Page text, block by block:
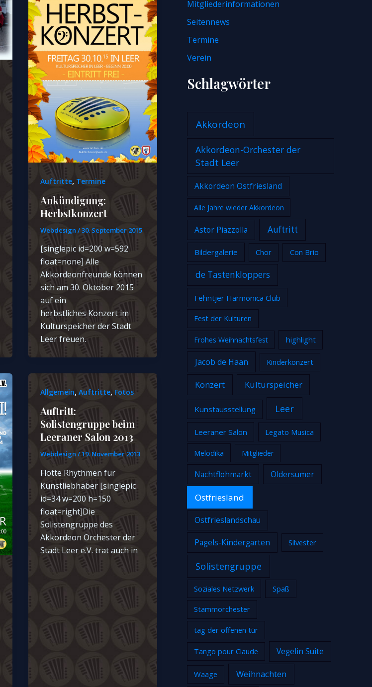
Auftritte, Termine
Ankündigung:
Herbstkonzert
Webdesign/30. September 2015
[singlepic id=200 w=592
float=none] Alle
Akkordeonfreunde können
sich am 30. Oktober 2015
auf ein
herbstliches Konzert im
Kulturspeicher der Stadt
Leer freuen.
Allgemein,Auftritte, Fotos
Auftritt:
Solistengruppe beim
Leeraner Salon 2013
Webdesign/19. November 2013
Flotte Rhythmen für
Kunstliebhaber [singlepic
id=34 w=200 h=150
float=right]Die
Solistengruppe des
Akkordeon Orchester der
Stadt Leer e.V. trat auch in
Mitgliederinformationen
Seitennews
Termine
Verein
Schlagwörter
Akkordeon
Akkordeon-Orchester der
Stadt Leer
Akkordeon Ostfriesland
Alle Jahre wieder Akkordeon
Astor Piazzolla Auftritt
Bildergalerie Chor Con Brio
de Tastenkloppers
Fehntjer Harmonica Club
Fest der Kulturen
Frohes Weihnachtsfest highlight
Jacob de Haan Kinderkonzert
Konzert Kulturspeicher
Kunstausstellung Leer
Leeraner Salon Legato Musica
Melodika Mitglieder
Nachtflohmarkt Oldersumer
Ostfriesland
Ostfrieslandschau
Pagels-Kindergarten Silvester
Solistengruppe
Soziales Netzwerk Spaß
Stammorchester
tag der offenen tür
Tango pour Claude Vegelin Suite
Waage Weihnachten